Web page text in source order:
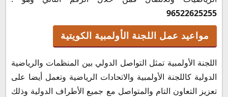
96522625255
مواعيد عمل اللجنة الأولمبية الكويتية
اللجنة الأولمبية تمثل التواصل الدولي بين المنظمات والرياضية
الدولية كاللجنة الأولمبية والاتحادات الرياضية وتعمل أيضا على
تعزيز التعاون التام والمتواصل مع جميع الأطراف الدولية وذلك